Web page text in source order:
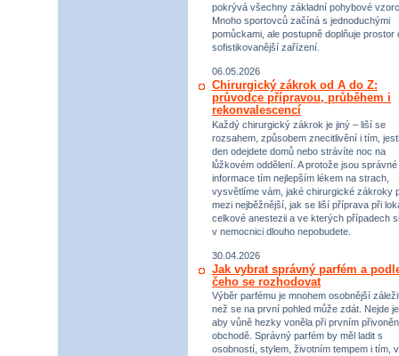
pokrývá všechny základní pohybové
Mnoho sportovců začíná s jednoduchými
pomůckami, ale postupně doplňuje prostor
sofistikovanější zařízení.
06.05.2026
Chirurgický zákrok od A do Z:
průvodce přípravou, průběhem i
rekonvalescencí
Každý chirurgický zákrok je jiný – liší se
rozsahem, způsobem znecitlivění i tím,
den odejdete domů nebo strávíte noc na
lůžkovém oddělení. A protože jsou správné
informace tím nejlepším lékem na strach,
vysvětlíme vám, jaké chirurgické zákroky
mezi nejběžnější, jak se liší příprava při
celkové anestezii a ve kterých případech si
v nemocnici dlouho nepobudete.
30.04.2026
Jak vybrat správný parfém a
čeho se rozhodovat
Výběr parfému je mnohem osobnější
než se na první pohled může zdát. Nejde
aby vůně hezky voněla při prvním
obchodě. Správný parfém by měl ladit s
osobností, stylem, životním tempem i tím, v